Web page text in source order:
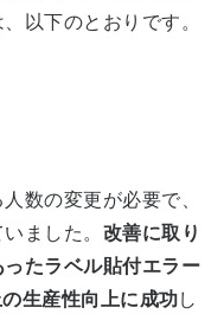
以下のとおりです。
数の変更が必要で、
ました。 改善に取り
たラベル貼付エラー
生産性向上に成功し